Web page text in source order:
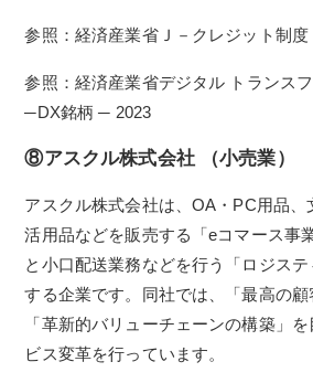
参照：経済産業省Ｊ－クレジット制度
参照：経済産業省デジタル トランス
─DX銘柄 ─ 2023
⑧アスクル株式会社 （小売業）
アスクル株式会社は、OA・PC用品、
活用品などを販売する「eコマース事
と小口配送業務などを行う「ロジス
する企業です。同社では、「最高の顧
「革新的バリューチェーンの構築」
ビス変革を行っています。